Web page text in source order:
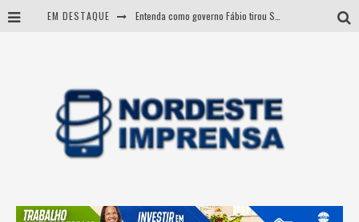
EM DESTAQUE
Sergipe: operação mira grupo suspeito de comandar crimes de dentro de presídio